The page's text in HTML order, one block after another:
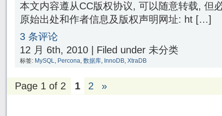
本文内容遵从CC版权协议, 可以随意转载, 但
原始出处和作者信息及版权声明网址: ht […]
3 条评论
12 月 6th, 2010 | Filed under 未分类
标签: MySQL, Percona, 数据库, InnoDB, XtraDB
Page 1 of 2 1 2 »